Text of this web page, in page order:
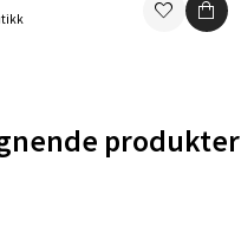
produkter
- Sirkus Shopping